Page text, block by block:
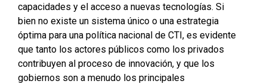
capacidades y el acceso a nuevas tecnologías. Si
bien no existe un sistema único o una estrategia
óptima para una política nacional de CTI, es evidente
que tanto los actores públicos como los privados
contribuyen al proceso de innovación, y que los
gobiernos son a menudo los principales